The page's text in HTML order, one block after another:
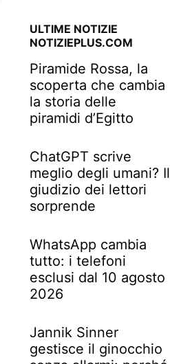
ULTIME NOTIZIE
NOTIZIEPLUS.COM
Piramide Rossa, la
scoperta che cambia
la storia delle
piramidi d’Egitto
ChatGPT scrive
meglio degli umani? Il
giudizio dei lettori
sorprende
WhatsApp cambia
tutto: i telefoni
esclusi dal 10 agosto
2026
Jannik Sinner
gestisce il ginocchio